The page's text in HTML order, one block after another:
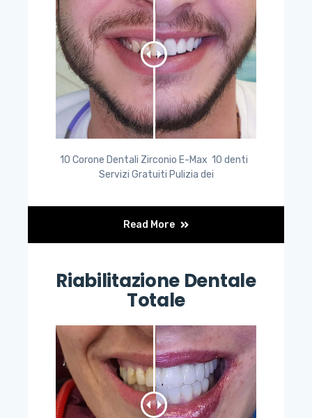
10 Corone Dentali Zirconio E-Max 10 denti
Servizi Gratuiti Pulizia dei
Read More
Riabilitazione Dentale
Totale